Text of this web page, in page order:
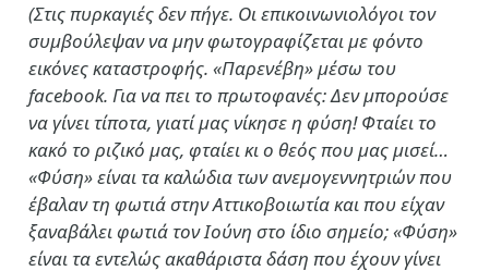
(Στις πυρκαγιές δεν πήγε. Οι επικοινωνιολόγοι τον
συμβούλεψαν να μην φωτογραφίζεται με φόντο
εικόνες καταστροφής. «Παρενέβη» μέσω του
facebook. Για να πει το πρωτοφανές: Δεν μπορούσε
να γίνει τίποτα, γιατί μας νίκησε η φύση! Φταίει το
κακό το ριζικό μας, φταίει κι ο θεός που μας μισεί…
«Φύση» είναι τα καλώδια των ανεμογεννητριών που
έβαλαν τη φωτιά στην Αττικοβοιωτία και που είχαν
ξαναβάλει φωτιά τον Ιούνη στο ίδιο σημείο; «Φύση»
είναι τα εντελώς ακαθάριστα δάση που έχουν γίνει